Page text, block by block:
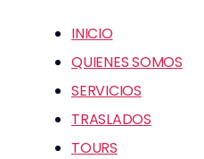
INICIO
QUIENES SOMOS
SERVICIOS
TRASLADOS
TOURS